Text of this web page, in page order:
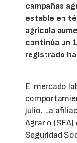
campañas
estable en
agrícola
continúa un
registrado
El mercado
julio. La
Agrario (SEA)
Seguridad